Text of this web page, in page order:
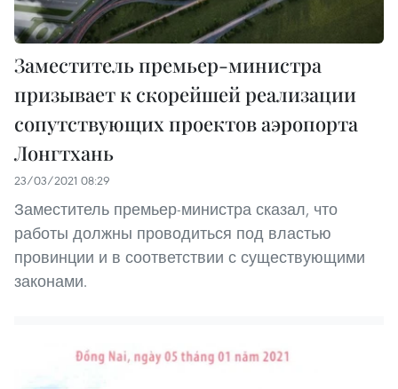
Заместитель премьер-министра
призывает к скорейшей реализации
сопутствующих проектов аэропорта
Лонгтхань
23/03/2021 08:29
Заместитель премьер-министра сказал, что
работы должны проводиться под властью
провинции и в соответствии с существующими
законами.